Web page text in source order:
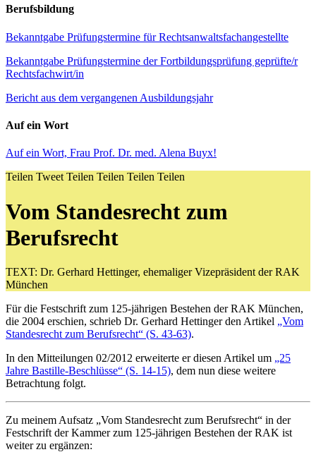
Berufsbildung
Bekanntgabe Prüfungstermine für Rechtsanwaltsfachangestellte
Bekanntgabe Prüfungstermine der Fortbildungsprüfung geprüfte/r
Rechtsfachwirt/in
Bericht aus dem vergangenen Ausbildungsjahr
Auf ein Wort
Auf ein Wort, Frau Prof. Dr. med. Alena Buyx!
Teilen Tweet Teilen Teilen Teilen Teilen
Vom Standesrecht zum
Berufsrecht
TEXT: Dr. Gerhard Hettinger, ehemaliger Vizepräsident der RAK
München
Für die Festschrift zum 125-jährigen Bestehen der RAK München,
die 2004 erschien, schrieb Dr. Gerhard Hettinger den Artikel „Vom
Standesrecht zum Berufsrecht“ (S. 43-63).
In den Mitteilungen 02/2012 erweiterte er diesen Artikel um „25
Jahre Bastille-Beschlüsse“ (S. 14-15), dem nun diese weitere
Betrachtung folgt.
Zu meinem Aufsatz „Vom Standesrecht zum Berufsrecht“ in der
Festschrift der Kammer zum 125-jährigen Bestehen der RAK ist
weiter zu ergänzen: